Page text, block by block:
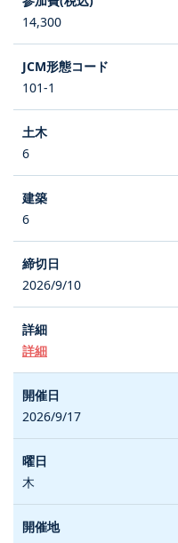
14,300
101-1
6
6
2026/9/10
詳細
2026/9/17
木